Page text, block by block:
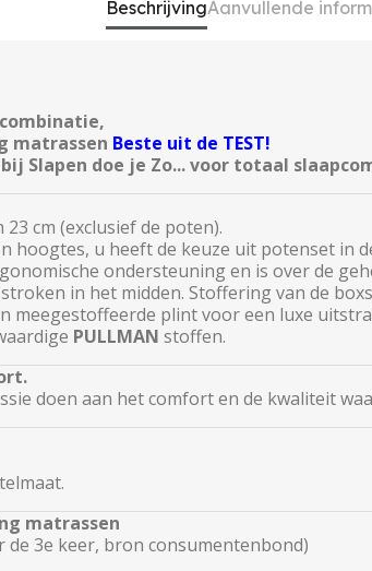
BeschrijvingAanvullende
matrassen Beste uit de TEST!
Slapen doe je Zo... voor totaal
cm (exclusief de poten).
u heeft de keuze uit potenset in
ondersteuning en is over de
in het midden. Stoffering van de
meegestoffeerde plint voor een luxe
PULLMAN stoffen.
doen aan het comfort en de kwaliteit
matrassen
de 3e keer, bron consumentenbond)